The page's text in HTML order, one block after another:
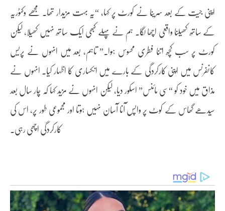
اپنی جیت کے بعد سرینا نے کورٹ پر کہا، “یہ بہت مزیدار تھا۔ مجھے وکٹوریہ
کے ساتھ کھیلنا واقعی اچھا لگا۔ ہم نے پہلے کبھی ایک ساتھ نہیں کھیلا، لیکن
کورٹ پر سب کچھ اتنا فطری محسوس ہوا۔” تاہم، بعد میں انہوں نے پریس
کانفرنس میں اپنی کارکردگی کے بارے میں انکساری کا اظہار کیا۔ انہوں نے
مذاق میں خود کو “سی مائنس” اسکور دیا، لیکن انہوں نے مزید کہا کہ چار سال بعد
سیدھے گھاس کے کوٹ پر واپس آنا آسان نہیں ہوتا اور مجموعی طور پر، اس کی
کارکردگی اچھی رہی۔